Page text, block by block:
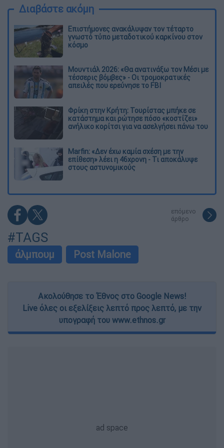
Διαβάστε ακόμη
Επιστήμονες ανακάλυψαν τον τέταρτο
γνωστό τύπο μεταδοτικού καρκίνου στον
κόσμο
Μουντιάλ 2026: «Θα ανατινάξω τον Μέσι με
τέσσερις βόμβες» - Οι τρομοκρατικές
απειλές που ερεύνησε το FBI
Φρίκη στην Κρήτη: Τουρίστας μπήκε σε
κατάστημα και ρώτησε πόσο «κοστίζει»
ανήλικο κορίτσι για να ασελγήσει πάνω του
Marfin: «Δεν έχω καμία σχέση με την
επίθεση» λέει η 46χρονη - Τι αποκάλυψε
στους αστυνομικούς
επόμενο
άρθρο
#TAGS
άλμπουμ Post Malone
Ακολούθησε το Έθνος στο Google News!
Live όλες οι εξελίξεις λεπτό προς λεπτό, με την
υπογραφή του www.ethnos.gr